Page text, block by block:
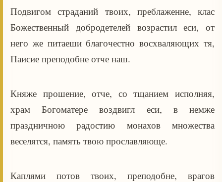
Подвигом страданий твоих, преблаженне, клас
Божественный добродетелей возрастил еси, от
него же питаеши благочестно восхваляющих тя,
Паисие преподобне отче наш.
Княже прошение, отче, со тщанием исполняя,
храм Богоматере воздвигл еси, в немже
праздничною радостию монахов множества
веселятся, память твою прославляюще.
Каплями потов твоих, преподобне, врагов